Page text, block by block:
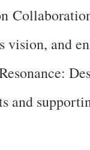
vision, and
and